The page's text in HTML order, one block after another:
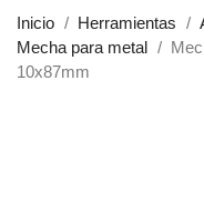
Inicio Herramientas
Mecha para metal
10x87mm